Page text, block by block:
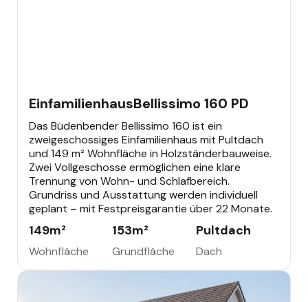
Büdenbender Bestseller
EinfamilienhausBellissimo 160 PD
Das Büdenbender Bellissimo 160 ist ein
zweigeschossiges Einfamilienhaus mit Pultdach
und 149 m² Wohnfläche in Holzständerbauweise.
Zwei Vollgeschosse ermöglichen eine klare
Trennung von Wohn- und Schlafbereich.
Grundriss und Ausstattung werden individuell
geplant – mit Festpreisgarantie über 22 Monate.
149m²
Wohnfläche
153m²
Grundfläche
Pultdach
Dach